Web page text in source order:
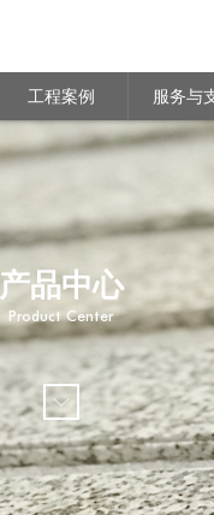
工程案例 服务与
产品中心
Product Center